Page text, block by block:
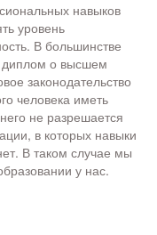
навыков
уровень
В большинстве
диплом о высшем
законодательство
человека иметь
не разрешается
в которых навыки
В таком случае мы
у нас.